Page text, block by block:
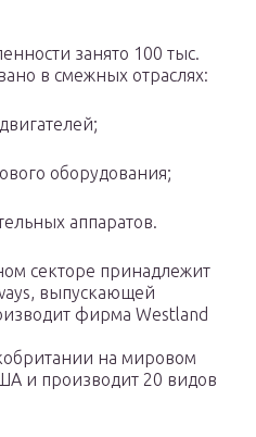
занято 100 тыс.
в смежных отраслях:
оборудования;
аппаратов.
секторе принадлежит
выпускающей
фирма Westland
на мировом
и производит 20 видов